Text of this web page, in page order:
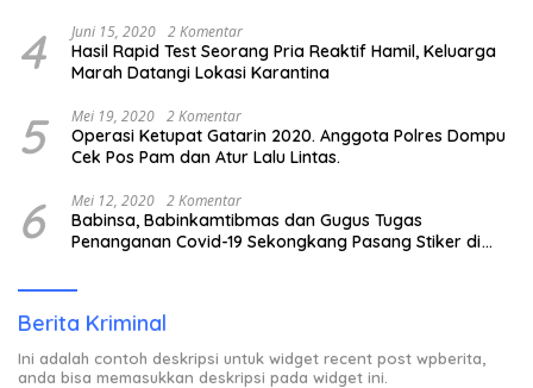
4 Juni 15, 2020 2 Komentar
Hasil Rapid Test Seorang Pria Reaktif Hamil, Keluarga
Marah Datangi Lokasi Karantina
5 Mei 19, 2020 2 Komentar
Operasi Ketupat Gatarin 2020. Anggota Polres Dompu
Cek Pos Pam dan Atur Lalu Lintas.
6 Mei 12, 2020 2 Komentar
Babinsa, Babinkamtibmas dan Gugus Tugas
Penanganan Covid-19 Sekongkang Pasang Stiker di
Berita Kriminal
Ini adalah contoh deskripsi untuk widget recent post wpberita,
anda bisa memasukkan deskripsi pada widget ini.